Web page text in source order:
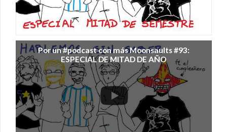
Por un #podcast con más Moonsaults #93:
ESPECIAL DE MITAD DE AÑO